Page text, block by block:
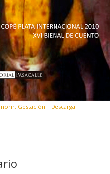
Gestación. Descarga